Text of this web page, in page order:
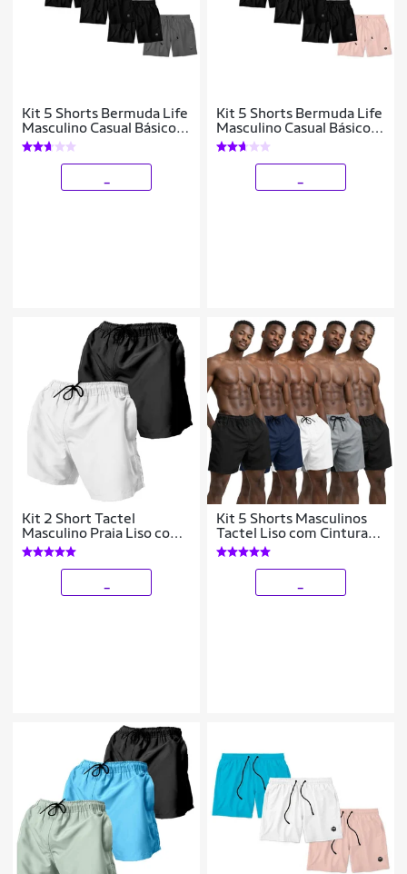
Kit 5 Shorts Bermuda Life
Masculino Casual Básico
Mauricinho Tactel
Kit 5 Shorts Bermuda Life
Masculino Casual Básico
Mauricinho Tactel
Kit 2 Short Tactel
Masculino Praia Liso com
Bolsos Cós Elástico
Ajustável
Kit 5 Shorts Masculinos
Tactel Liso com Cintura
Ajustável Academia e Uso
diário